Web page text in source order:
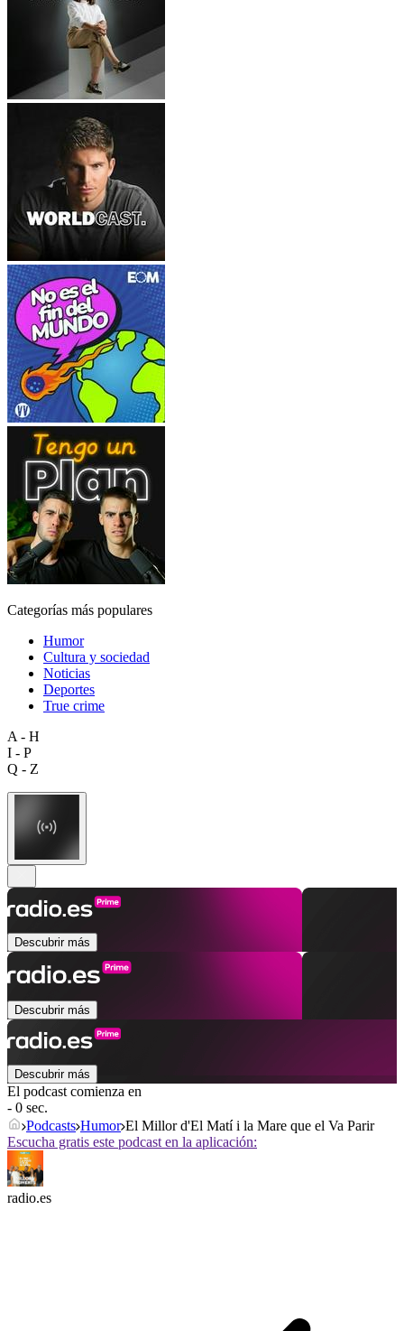
Categorías más populares
Humor
Cultura y sociedad
Noticias
Deportes
True crime
A - H
I - P
Q - Z
Descubrir más
Descubrir más
Descubrir más
El podcast comienza en
- 0 sec.
Podcasts Humor El Millor d'El Matí i la Mare que el Va Parir
Escucha gratis este podcast en la aplicación:
radio.es